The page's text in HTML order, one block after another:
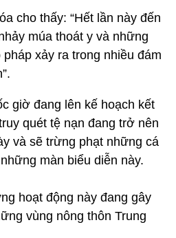
cho thấy: “Hết lần này đến
múa thoát y và những
xảy ra trong nhiều đám
giờ đang lên kế hoạch kết
quét tệ nạn đang trở nên
và sẽ trừng phạt những cá
màn biểu diễn này.
hoạt động này đang gây
vùng nông thôn Trung